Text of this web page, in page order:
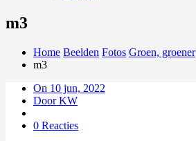
m3
Home Beelden Fotos Groen, groener
m3
On 10 jun, 2022
Door KW
0 Reacties